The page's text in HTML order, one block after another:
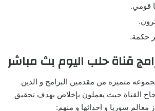
قومي.
حكمة.
قناة حلب اليوم بث مباشر
متميزه من مقدمين البرامج و الذين
القناة حيث يعملون بإخلاص بهدف تحقيق
معالم سوريا و احداثها و منهم: